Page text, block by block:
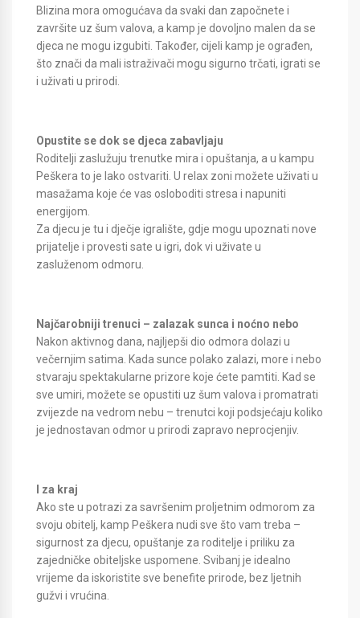
Blizina mora omogućava da svaki dan započnete i
završite uz šum valova, a kamp je dovoljno malen da se
djeca ne mogu izgubiti. Također, cijeli kamp je ograđen,
što znači da mali istraživači mogu sigurno trčati, igrati se
i uživati u prirodi.
Opustite se dok se djeca zabavljaju
Roditelji zaslužuju trenutke mira i opuštanja, a u kampu
Peškera to je lako ostvariti. U relax zoni možete uživati u
masažama koje će vas osloboditi stresa i napuniti
energijom.
Za djecu je tu i dječje igralište, gdje mogu upoznati nove
prijatelje i provesti sate u igri, dok vi uživate u
zasluženom odmoru.
Najčarobniji trenuci – zalazak sunca i noćno nebo
Nakon aktivnog dana, najljepši dio odmora dolazi u
večernjim satima. Kada sunce polako zalazi, more i nebo
stvaraju spektakularne prizore koje ćete pamtiti. Kad se
sve umiri, možete se opustiti uz šum valova i promatrati
zvijezde na vedrom nebu – trenutci koji podsjećaju koliko
je jednostavan odmor u prirodi zapravo neprocjenjiv.
I za kraj
Ako ste u potrazi za savršenim proljetnim odmorom za
svoju obitelj, kamp Peškera nudi sve što vam treba –
sigurnost za djecu, opuštanje za roditelje i priliku za
zajedničke obiteljske uspomene. Svibanj je idealno
vrijeme da iskoristite sve benefite prirode, bez ljetnih
gužvi i vrućina.